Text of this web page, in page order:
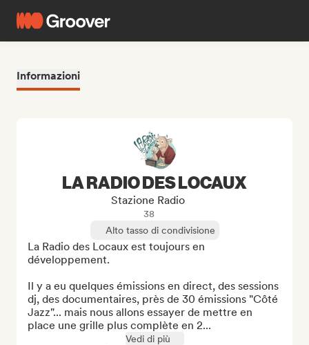
Informazioni
LA RADIO DES LOCAUX
Stazione Radio
38
Alto tasso di condivisione
La Radio des Locaux est toujours en
développement.
Il y a eu quelques émissions en direct, des sessions
dj, des documentaires, près de 30 émissions "Côté
Jazz"... mais nous allons essayer de mettre en
place une grille plus complète en 2...
Vedi di più